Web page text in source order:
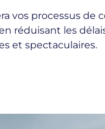
vos processus de
réduisant les
et spectaculaires.